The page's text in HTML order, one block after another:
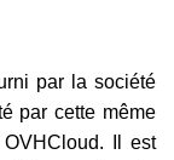
par la société
par cette même
Il est